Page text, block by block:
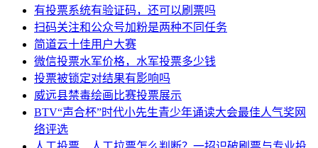
有投票系统有验证码，还可以刷票吗
扫码关注和公众号加粉是两种不同任务
简道云十佳用户大赛
微信投票水军价格，水军投票多少钱
投票被锁定对结果有影响吗
威远县禁毒绘画比赛投票展示
BTV“声合杯”时代小先生青少年诵读大会最佳人气奖网
络评选